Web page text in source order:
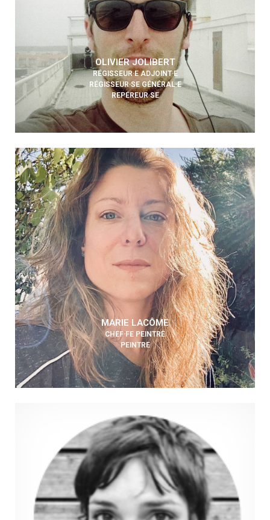
OLIVIER JOLIBERT
RÉGISSEUR·E ADJOINT·E
RÉGISSEUR·SE GÉNÉRAL·E
REPÉREUR·SE
MARIE LACÔME
CHEF·FE PEINTRE
PEINTRE